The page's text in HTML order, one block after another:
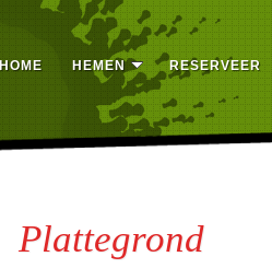
HOME HEMEN RESERVEER
Plattegrond